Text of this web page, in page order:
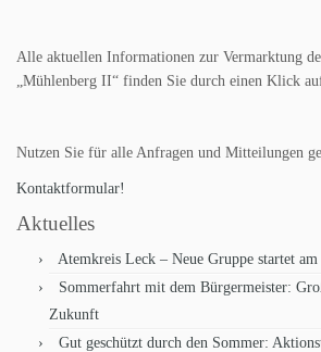
Alle aktuellen Informationen zur Vermarktung
„Mühlenberg II“ finden Sie durch einen Klick
Nutzen Sie für alle Anfragen und Mitteilungen
Kontaktformular!
Aktuelles
Atemkreis Leck – Neue Gruppe startet am
Sommerfahrt mit dem Bürgermeister:
Zukunft
Gut geschützt durch den Sommer: